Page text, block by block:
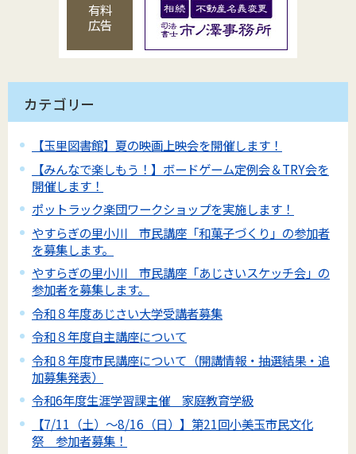
有料
広告
カテゴリー
【玉里図書館】夏の映画上映会を開催します！
【みんなで楽しもう！】ボードゲーム定例会＆TRY会を
開催します！
ポットラック楽団ワークショップを実施します！
やすらぎの里小川 市民講座「和菓子づくり」の参加者
を募集します。
やすらぎの里小川 市民講座「あじさいスケッチ会」の
参加者を募集します。
令和８年度あじさい大学受講者募集
令和８年度自主講座について
令和８年度市民講座について（開講情報・抽選結果・追
加募集発表）
令和6年度生涯学習課主催 家庭教育学級
【7/11（土）～8/16（日）】第21回小美玉市民文化
祭 参加者募集！